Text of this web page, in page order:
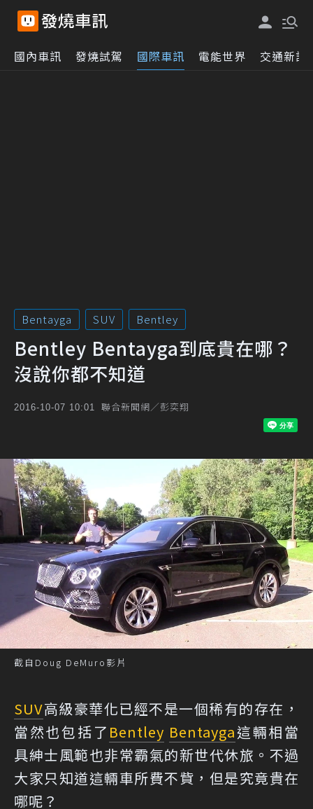
國內車訊 發燒試駕 國際車訊 電能世界 交通新訊
Bentayga SUV Bentley
Bentley Bentayga到底貴在哪？
沒說你都不知道
2016-10-07 10:01 聯合新聞網／彭奕翔
截自Doug DeMuro影片
SUV高級豪華化已經不是一個稀有的存在，
當然也包括了 Bentley Bentayga這輛相當
具紳士風範也非常霸氣的新世代休旅。不過
大家只知道這輛車所費不貲，但是究竟貴在
哪呢？